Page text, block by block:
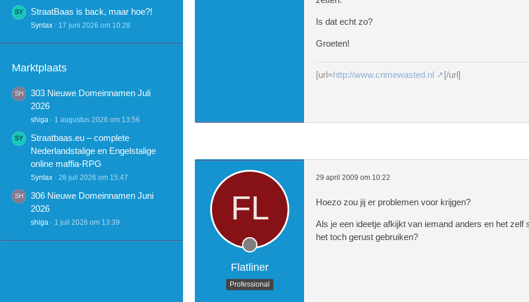
StraatBaas is back, maar hoe?!
Syntax 17 juni 2026 om 10:28
Marktplaats
303 Nieuwe Domeinnamen Juli
2026
shiga 1 augustus 2026 om 13:56
Straatbaas.eu – complete
Nederlandstalige en Engelstalige
online maffia-RPG
Syntax 28 juli 2026 om 15:47
306 Nieuwe Domeinnamen Juni
2026
shiga 1 juli 2026 om 13:39
Is dat echt zo?
Groeten!
[url=http://www.crimewasted.nl [/url]
Flatliner
Professional
29 april 2009 om 10:22
Hoezo zou jij er problemen voor krijgen?
Als je een ideetje afkijkt van iemand anders en het zelf
het toch gerust gebruiken?